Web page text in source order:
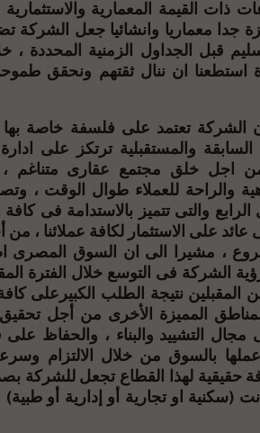
القيمة المعمارية والاستثمارية
جدا معماريا وانشائيا جعل الشركة
لأكثر من ٢٥٠٠ وحدة استطعنا ان ننال ثقتهم
الشركة تعتمد على فلسفة خاصة
والمستقبلية ترتكز على
من اجل خلق مجتمع عقارى متناغم ،
والراحة للعملاء طوال الوقت ،
والتى تتميز بالاستدامة فى
عائد على الاستثمار لكافة عملائنا ،
، مشيرا الى ان السوق
الشركة فى التوسع خلال الفترة
المقبلين نتيجة الطلب الكبيرعلى
المميزة الأخرى من أجل
التشييد والبناء ، والحفاظ على
بالسوق من خلال الالتزام
حقيقية لهذا القطاع تجعل للشركة
(سكنية او تجارية أو إدارية أو